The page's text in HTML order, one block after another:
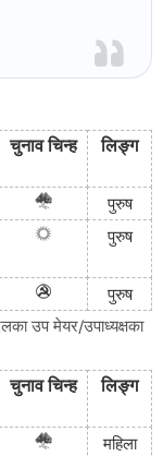
चुनाव चिन्ह लिङ्ग
पुरुष
पुरुष
पुरुष
उप मेयर/उपाध्यक्षका
चुनाव चिन्ह लिङ्ग
महिला